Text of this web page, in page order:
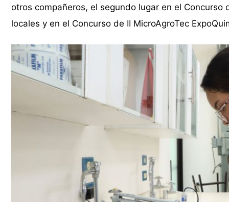
otros compañeros, el segundo lugar en el Concurso
locales y en el Concurso de II MicroAgroTec